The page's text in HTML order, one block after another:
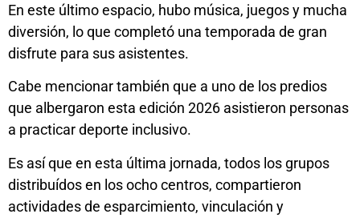
En este último espacio, hubo música, juegos y mucha
diversión, lo que completó una temporada de gran
disfrute para sus asistentes.
Cabe mencionar también que a uno de los predios
que albergaron esta edición 2026 asistieron personas
a practicar deporte inclusivo.
Es así que en esta última jornada, todos los grupos
distribuídos en los ocho centros, compartieron
actividades de esparcimiento, vinculación y